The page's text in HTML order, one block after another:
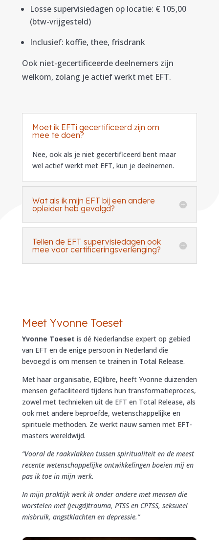
Losse supervisiedagen op locatie: € 105,00
(btw-vrijgesteld)
Inclusief: koffie, thee, frisdrank
Ook niet-gecertificeerde deelnemers zijn
welkom, zolang je actief werkt met EFT.
Moet ik EFTi gecertificeerd zijn om
mee te doen?
Nee, ook als je niet gecertificeerd bent maar
wel actief werkt met EFT, kun je deelnemen.
Wat als ik mijn EFT bij een andere
opleider heb gevolgd?
Tellen de EFT supervisiedagen ook
mee voor certificeringsverlenging?
Meet Yvonne Toeset
Yvonne Toeset is dé Nederlandse expert op gebied
van EFT en de enige persoon in Nederland die
bevoegd is om mensen te trainen in Total Release.
Met haar organisatie, EQlibre, heeft Yvonne duizenden
mensen gefaciliteerd tijdens hun transformatieproces,
zowel met technieken uit de EFT en Total Release, als
ook met andere beproefde, wetenschappelijke en
spirituele methoden. Ze werkt nauw samen met EFT-
masters wereldwijd.
“Vooral de raakvlakken tussen spiritualiteit en de meest
recente wetenschappelijke ontwikkelingen boeien mij en
pas ik toe in mijn werk.
In mijn praktijk werk ik onder andere met mensen die
worstelen met (jeugd)trauma, PTSS en CPTSS, seksueel
misbruik, angstklachten en depressie.”